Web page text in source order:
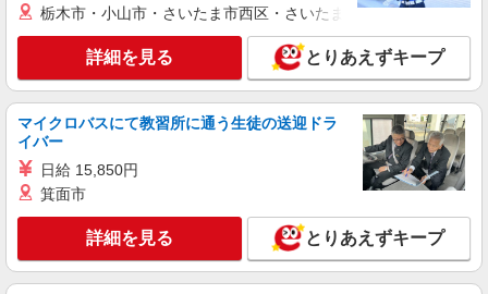
＼日払いも選べる／七条駅＊高級シニアマンシ
ョンSTAFF募集
時給1550円〜2187円 ＜日払い有/週払い有/交
通費全支給(ガソリン代含む)＞
京都市東山区内//七条駅周辺
キープ 詳細を見る
派遣社員
株式会社kotrio /●KY-H-2014575
東福寺駅◆サ高住スタッフ◆穏やかな職場×週
3〜×残業なし
栃木市・小山市・さいたま市西区・さいたま市岩槻区・久喜市・
詳細を見る とりあえずキープ
マイクロバスにて教習所に通う生徒の送迎ドラ
イバー
日給 15,850円
箕面市
詳細を見る とりあえずキープ